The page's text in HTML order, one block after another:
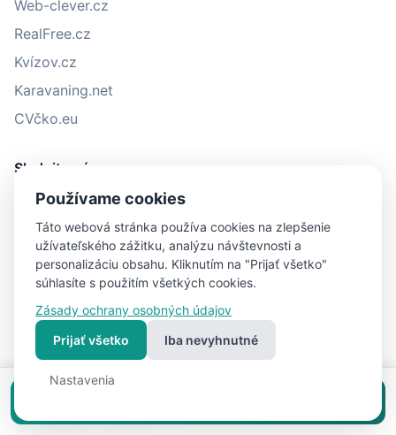
Web-clever.cz
RealFree.cz
Kvízov.cz
Karavaning.net
CVčko.eu
Sledujte nás
🎁 E-book zadarmo
10 chýb pri predaji nehnuteľnosti — pošleme PDF na e-mail.
Súhlasím s odberom noviniek od RealFree.sk a so
osobných údajov.
🛠 Užitočné nástroje
Používame cookies
Táto webová stránka používa cookies na zlepšenie
užívateľského zážitku, analýzu návštevnosti a
personalizáciu obsahu. Kliknutím na "Prijať všetko"
súhlasíte s použitím všetkých cookies.
Zásady ochrany osobných údajov
Prijať všetko
Iba nevyhnutné
Nastavenia